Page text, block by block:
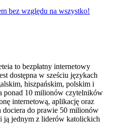
bez względu na wszystko!
to bezpłatny internetowy
dostępna w sześciu językach
hiszpańskim, polskim i
ponad 10 milionów czytelników
internetową, aplikację oraz
dociera do prawie 50 milionów
ją jednym z liderów katolickich